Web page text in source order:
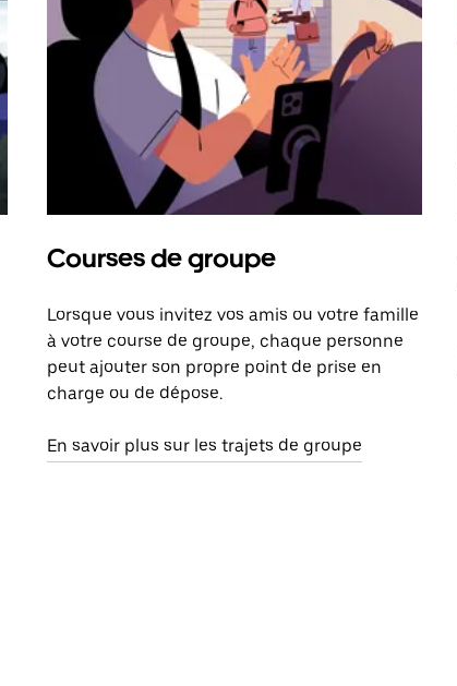
Courses de groupe
Lorsque vous invitez vos amis ou votre famille
à votre course de groupe, chaque personne
peut ajouter son propre point de prise en
charge ou de dépose.
En savoir plus sur les trajets de groupe